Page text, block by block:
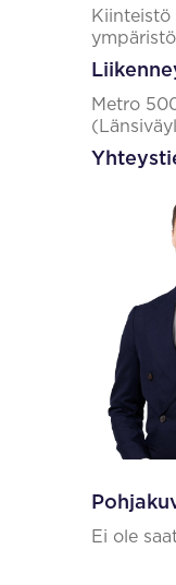
Kiinteistö
Metro
Ei ole